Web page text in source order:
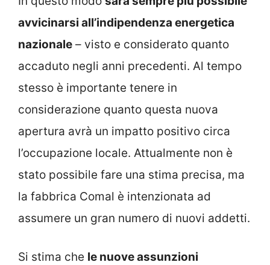
avvicinarsi all’indipendenza energetica
nazionale – visto e considerato quanto
accaduto negli anni precedenti. Al tempo
stesso è importante tenere in
considerazione quanto questa nuova
apertura avrà un impatto positivo circa
l’occupazione locale. Attualmente non è
stato possibile fare una stima precisa, ma
la fabbrica Comal è intenzionata ad
assumere un gran numero di nuovi addetti.
Si stima che le nuove assunzioni